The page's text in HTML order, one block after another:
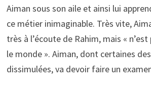
Aiman sous son aile et ainsi lui
ce métier inimaginable. Très vite,
très à l’écoute de Rahim, mais «
le monde ». Aiman, dont certaines
dissimulées, va devoir faire un